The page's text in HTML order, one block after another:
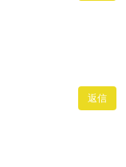
返信